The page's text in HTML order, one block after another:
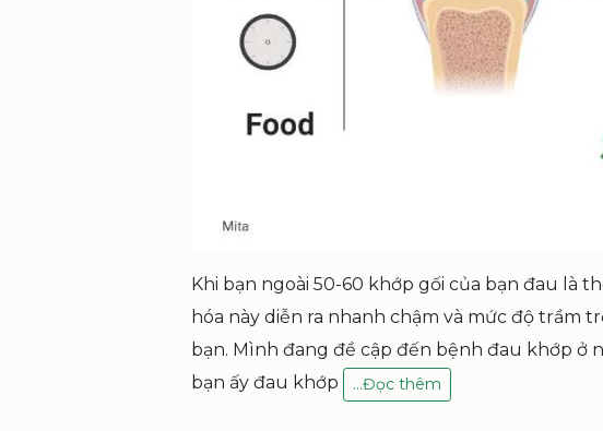
Khi bạn ngoài 50-60 khớp gối của bạn đau là
hóa này diễn ra nhanh chậm và mức độ trầm
bạn. Mình đang đề cập đến bệnh đau khớp ở
bạn ấy đau khớp
…Đ
A
Đọc thêm